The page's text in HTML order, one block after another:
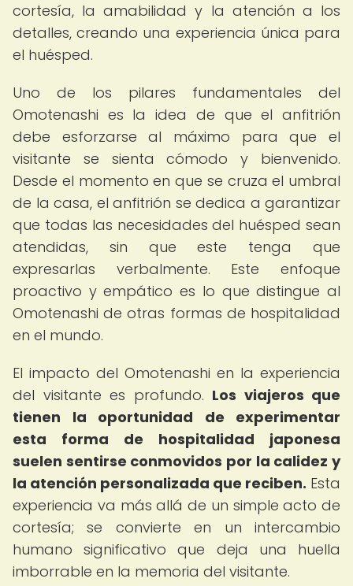
cortesía, la amabilidad y la atención a los
detalles, creando una experiencia única para
el huésped.
Uno de los pilares fundamentales del
Omotenashi es la idea de que el anfitrión
debe esforzarse al máximo para que el
visitante se sienta cómodo y bienvenido.
Desde el momento en que se cruza el umbral
de la casa, el anfitrión se dedica a garantizar
que todas las necesidades del huésped sean
atendidas, sin que este tenga que
expresarlas verbalmente. Este enfoque
proactivo y empático es lo que distingue al
Omotenashi de otras formas de hospitalidad
en el mundo.
El impacto del Omotenashi en la experiencia
del visitante es profundo. Los viajeros que
tienen la oportunidad de experimentar
esta forma de hospitalidad japonesa
suelen sentirse conmovidos por la calidez y
la atención personalizada que reciben. Esta
experiencia va más allá de un simple acto de
cortesía; se convierte en un intercambio
humano significativo que deja una huella
imborrable en la memoria del visitante.